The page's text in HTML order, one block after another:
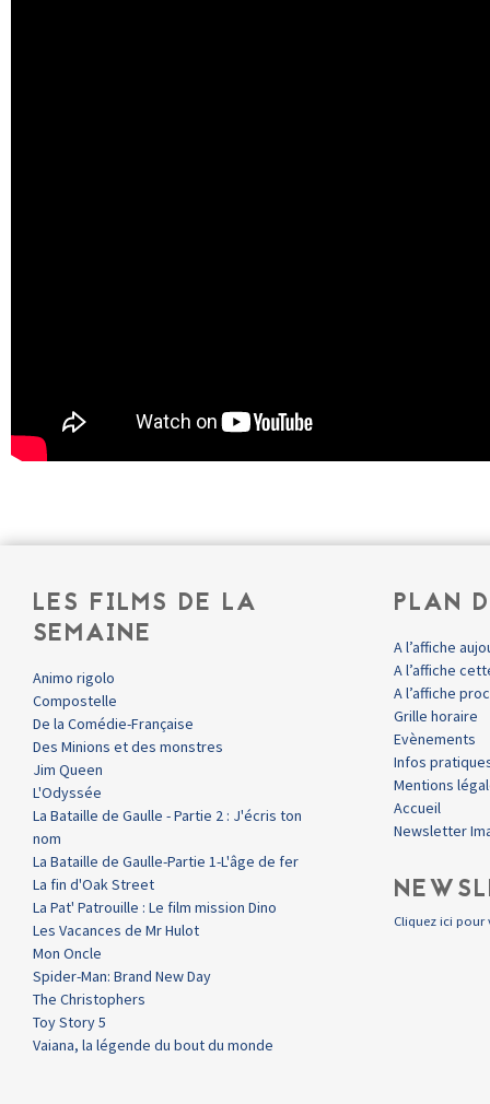
LES FILMS DE LA
SEMAINE
Animo rigolo
Compostelle
De la Comédie-Française
Des Minions et des monstres
Jim Queen
L'Odyssée
La Bataille de Gaulle - Partie 2 : J'écris ton
nom
La Bataille de Gaulle-Partie 1-L'âge de fer
La fin d'Oak Street
La Pat' Patrouille : Le film mission Dino
Les Vacances de Mr Hulot
Mon Oncle
Spider-Man: Brand New Day
The Christophers
Toy Story 5
Vaiana, la légende du bout du monde
PLAN
A l’affiche
A l’affiche
A l’affiche
Grille horaire
Evènements
Infos
Mentions
Accueil
Newsletter
Cliquez ici pour